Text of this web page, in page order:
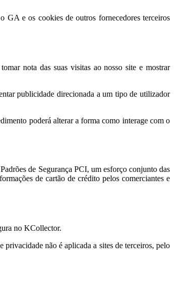
GA e os cookies de outros fornecedores terceiros
nota das suas visitas ao nosso site e mostrar
publicidade direcionada a um tipo de utilizador
poderá alterar a forma como interage com o
de Segurança PCI, um esforço conjunto das
de cartão de crédito pelos comerciantes e
no KCollector.
não é aplicada a sites de terceiros, pelo